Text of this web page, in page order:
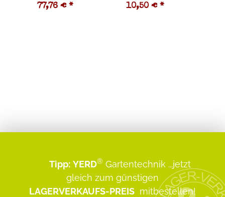
77,76 € * 10,50 € *
Tipp: YERD® Gartentechnik ...jetzt
gleich zum günstigen
LAGERVERKAUFS-PREIS mitbestellen!